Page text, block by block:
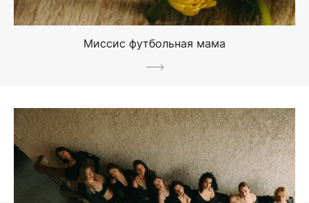
Миссис футбольная мама